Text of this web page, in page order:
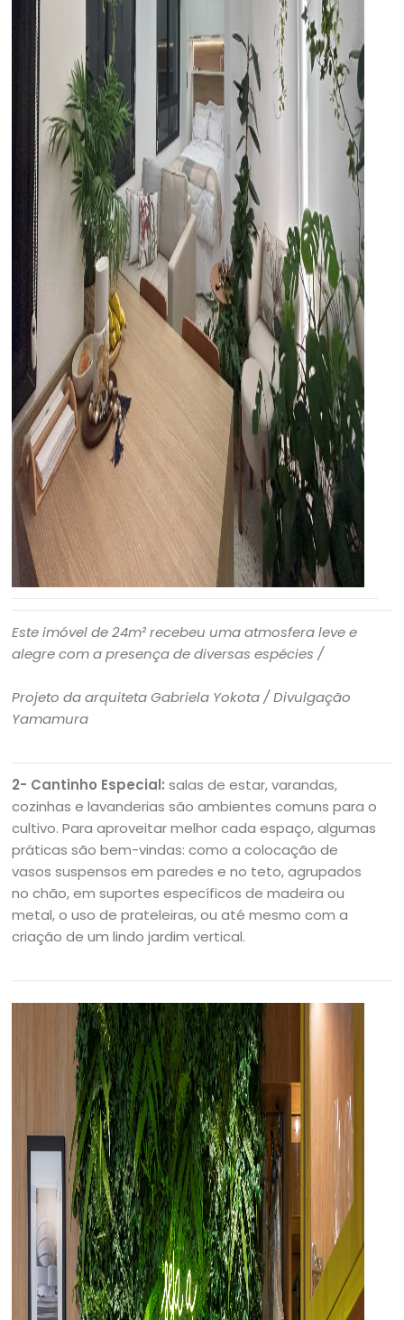
Este imóvel de 24m² recebeu uma atmosfera leve e
alegre com a presença de diversas espécies /
Projeto da arquiteta Gabriela Yokota / Divulgação
Yamamura
2- Cantinho Especial: salas de estar, varandas,
cozinhas e lavanderias são ambientes comuns para o
cultivo. Para aproveitar melhor cada espaço, algumas
práticas são bem-vindas: como a colocação de
vasos suspensos em paredes e no teto, agrupados
no chão, em suportes específicos de madeira ou
metal, o uso de prateleiras, ou até mesmo com a
criação de um lindo jardim vertical.